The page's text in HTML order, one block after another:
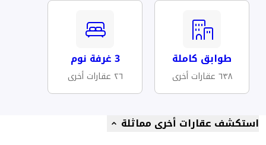
طوابق كاملة
٦٣٨ عقارات أخرى
3 غرفة نوم
٢٦ عقارات أخرى
استكشف عقارات أخرى مماثلة